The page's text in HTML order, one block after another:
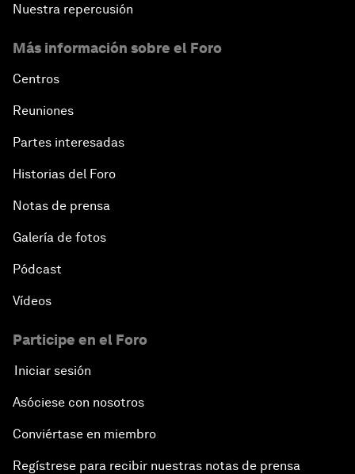
Nuestra repercusión
Más información sobre el Foro
Centros
Reuniones
Partes interesadas
Historias del Foro
Notas de prensa
Galería de fotos
Pódcast
Vídeos
Participe en el Foro
Iniciar sesión
Asóciese con nosotros
Conviértase en miembro
Regístrese para recibir nuestras notas de prensa